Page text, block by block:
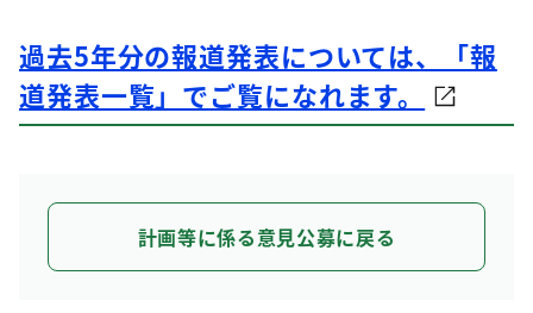
過去5年分の報道発表については、「報
道発表一覧」でご覧になれます。
計画等に係る意見公募に戻る